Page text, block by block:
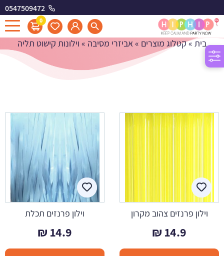
0547509472
0
וילונות קישוט תליה
בית»קטלוג מוצרים »אביזרי מסיבה » וילונות קישוט תליה
וילון פרנזים צהוב מקרון
14.9
₪
וילון פרנזים תכלת
14.9
₪